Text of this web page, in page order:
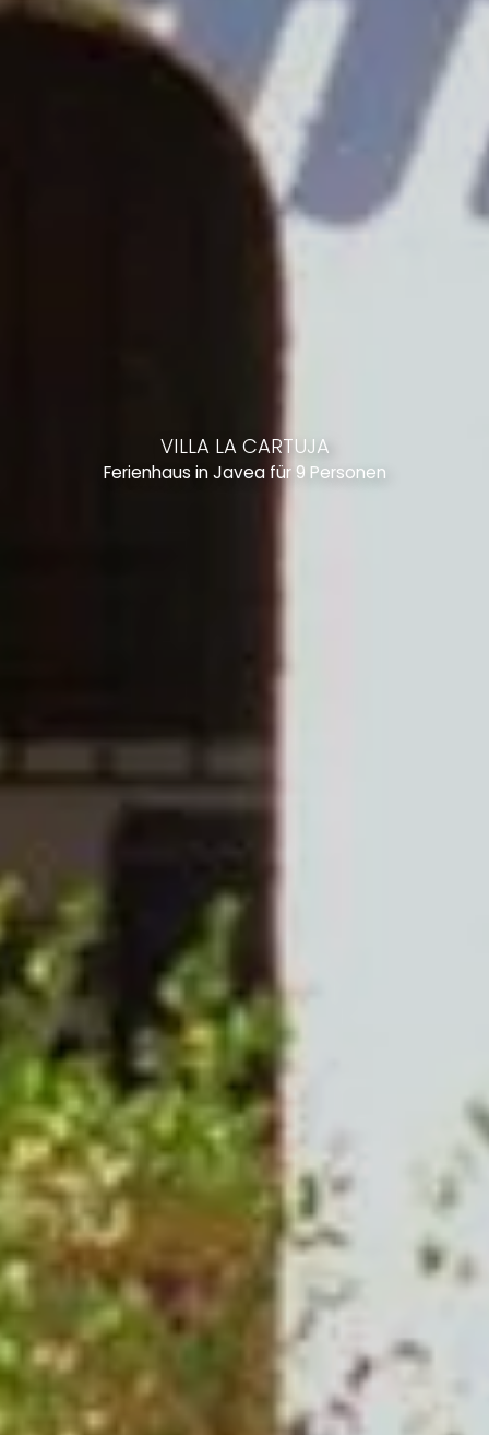
VILLA LA CARTUJA
Ferienhaus in Javea für 9 Personen